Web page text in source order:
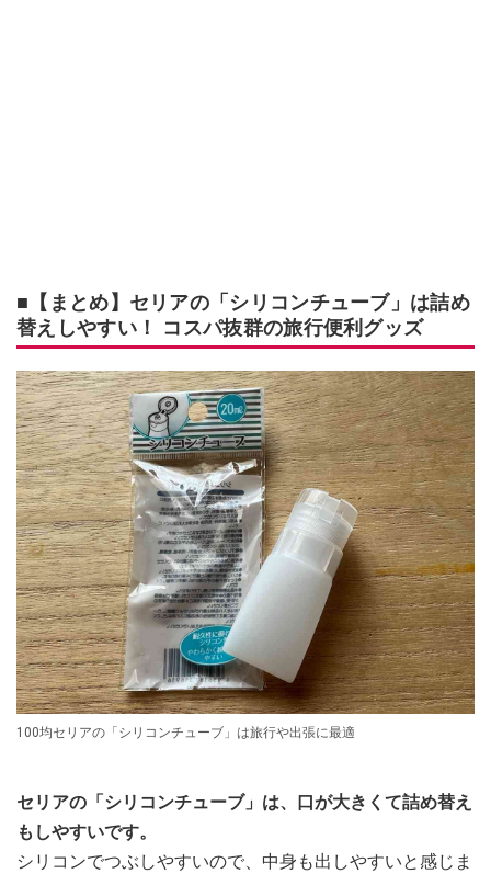
■【まとめ】セリアの「シリコンチューブ」は詰め
替えしやすい！ コスパ抜群の旅行便利グッズ
100均セリアの「シリコンチューブ」は旅行や出張に最適
セリアの「シリコンチューブ」は、口が大きくて詰め替え
もしやすいです。
シリコンでつぶしやすいので、中身も出しやすいと感じま